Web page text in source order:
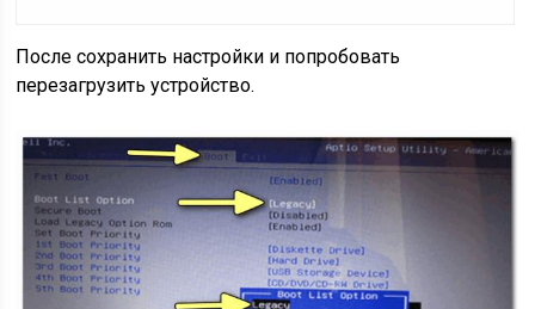
После сохранить настройки и попробовать
перезагрузить устройство.